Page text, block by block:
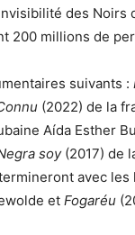
des Noirs
200 millions de
suivants :
(2022) de la
Aída Esther
soy(2017) de
avec les
et Fogaréu